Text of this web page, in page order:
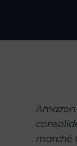
marché